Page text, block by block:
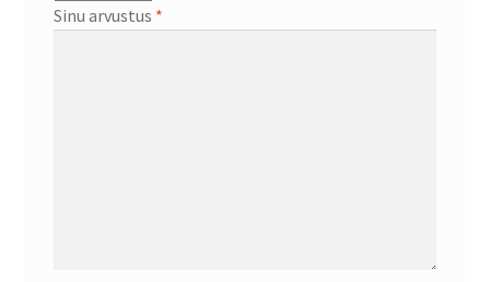
Sinu arvustus *